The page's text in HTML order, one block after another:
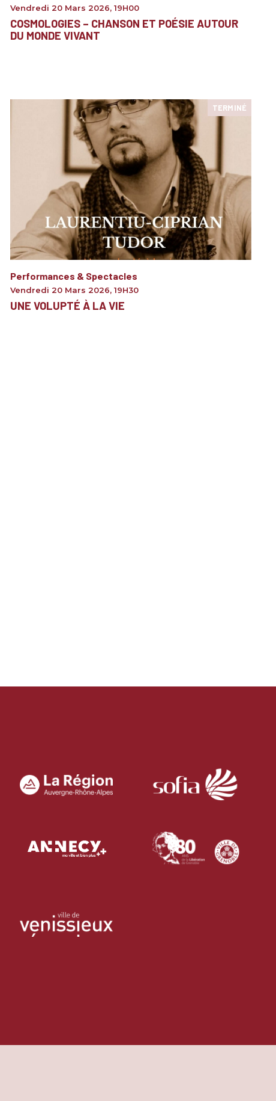
Vendredi 20 Mars 2026, 19H00
COSMOLOGIES – CHANSON ET POÉSIE AUTOUR
DU MONDE VIVANT
TERMINÉ
Performances & Spectacles
Vendredi 20 Mars 2026, 19H30
UNE VOLUPTÉ À LA VIE